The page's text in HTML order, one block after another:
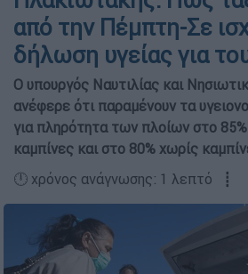
από την Πέμπτη-Σε
δήλωση υγείας για
O υπουργός Ναυτιλίας και
ανέφερε ότι παραμένουν τα
για πληρότητα των πλοίων στο
καμπίνες και στο 80% χωρίς
🕛 χρόνος ανάγνωσης: 1 λεπτό ┋